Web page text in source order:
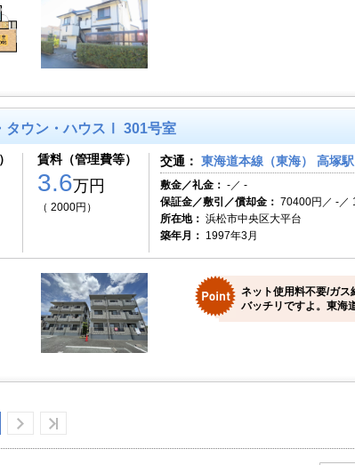
タウン・ハウスⅠ 301号室
賃料（管理費等）
3.6万円
（ 2000円）
交通： 東海道本線（東海） 高塚
敷金／礼金： -／ -
保証金／敷引／償却金： 70400円／ -／
所在地： 浜松市中央区大平台
築年月： 1997年3月
ネット使用料不要/ガス
バッチリですよ。東海